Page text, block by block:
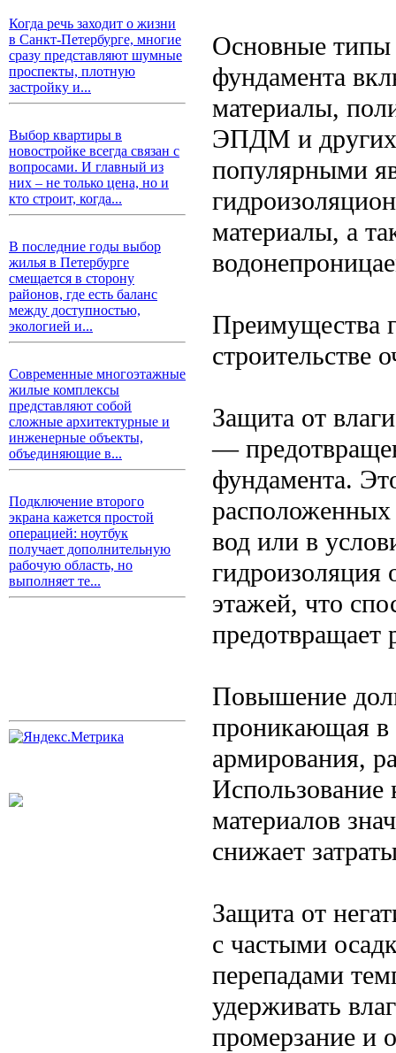
Когда речь заходит о жизни
в Санкт-Петербурге, многие
сразу представляют шумные
проспекты, плотную
застройку и...
Выбор квартиры в
новостройке всегда связан с
вопросами. И главный из
них – не только цена, но и
кто строит, когда...
В последние годы выбор
жилья в Петербурге
смещается в сторону
районов, где есть баланс
между доступностью,
экологией и...
Современные многоэтажные
жилые комплексы
представляют собой
сложные архитектурные и
инженерные объекты,
объединяющие в...
Подключение второго
экрана кажется простой
операцией: ноутбук
получает дополнительную
рабочую область, но
выполняет те...
Основные типы
фундамента
материалы,
ЭПДМ и других
популярными
материалы, а
Преимущества
строительстве
Защита от
—
фундамента.
вод или в
гидроизоляция
этажей, что
предотвращает
Повышение
проникающая в
армирования,
Использование
материалов
снижает
Защита от
с частыми
перепадами
удерживать
промерзание и